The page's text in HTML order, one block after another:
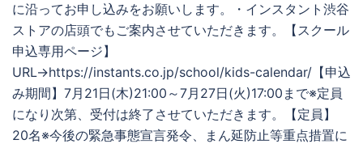
に沿ってお申し込みをお願いします。・インスタント渋谷
ストアの店頭でもご案内させていただきます。【スクール
申込専用ページ】
URL→https://instants.co.jp/school/kids-calendar/【申込
み期間】7月21日(木)21:00～7月27日(火)17:00まで※定員
になり次第、受付は終了させていただきます。【定員】
20名※今後の緊急事態宣言発令、まん延防止等重点措置に